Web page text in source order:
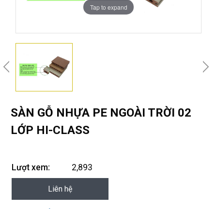
Tap to expand
SÀN GỖ NHỰA PE NGOÀI TRỜI 02
LỚP HI-CLASS
Lượt xem: 2,893
Liên hệ